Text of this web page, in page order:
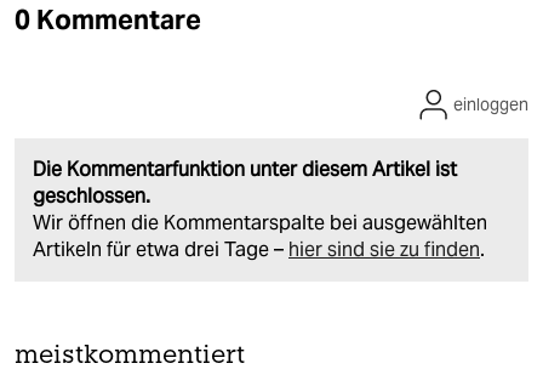
0 Kommentare
Die Kommentarfunktion unter diesem Artikel ist
geschlossen.
Wir öffnen die Kommentarspalte bei ausgewählten
Artikeln für etwa drei Tage – hier sind sie zu finden.
einloggen
meistkommentiert